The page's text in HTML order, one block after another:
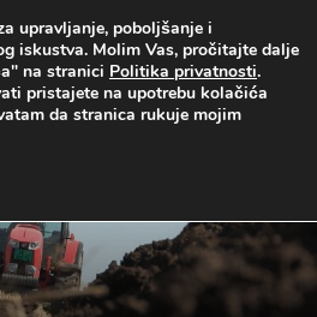
UŽIVO
upravljanje, poboljšanje i
iskustva. Molim Vas, pročitajte dalje
na stranici Politika privatnosti.
pristajete na upotrebu kolačića
da stranica rukuje mojim